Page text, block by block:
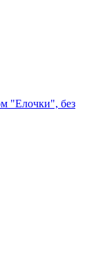
"Елочки", без